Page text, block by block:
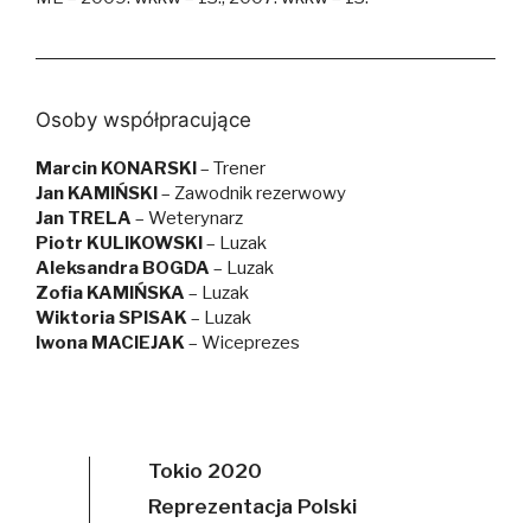
Osoby współpracujące
Marcin KONARSKI– Trener
Jan KAMIŃSKI– Zawodnik rezerwowy
Jan TRELA – Weterynarz
Piotr KULIKOWSKI– Luzak
Aleksandra BOGDA – Luzak
Zofia KAMIŃSKA – Luzak
Wiktoria SPISAK– Luzak
Iwona MACIEJAK– Wiceprezes
Tokio 2020
Reprezentacja Polski